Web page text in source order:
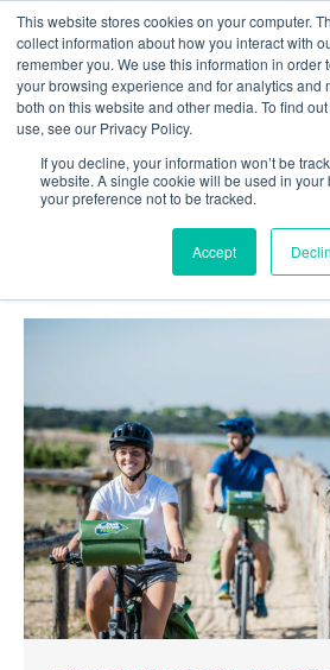
This website stores cookies on your computer.
collect information about how you interact with
remember you. We use this information in order
your browsing experience and for analytics and
both on this website and other media. To find
use, see our Privacy Policy.
If you decline, your information won’t be
website. A single cookie will be used in your
your preference not to be tracked.
Accept
14. Marzo
Tu sei qui:
Home 2025